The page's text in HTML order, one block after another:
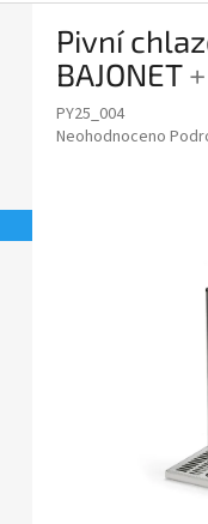
Pivní
BAJONET
PY25_004
Průměrné
Neohodnoceno